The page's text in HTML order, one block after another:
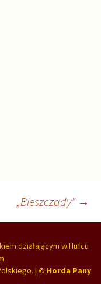
„Bieszczady” →
działającym wHufcu
. | © Horda Pany